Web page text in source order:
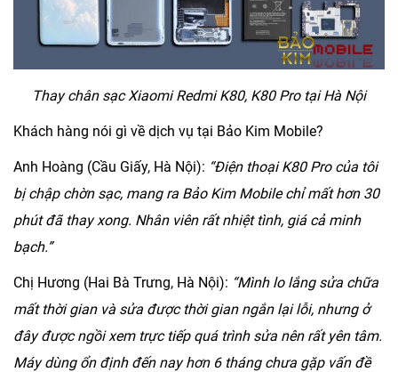
Thay chân sạc Xiaomi Redmi K80, K80 Pro tại Hà Nội
Khách hàng nói gì về dịch vụ tại Bảo Kim Mobile?
Anh Hoàng (Cầu Giấy, Hà Nội): “Điện thoại K80 Pro của tôi
bị chập chờn sạc, mang ra Bảo Kim Mobile chỉ mất hơn 30
phút đã thay xong. Nhân viên rất nhiệt tình, giá cả minh
bạch.”
Chị Hương (Hai Bà Trưng, Hà Nội): “Mình lo lắng sửa chữa
mất thời gian và sửa được thời gian ngắn lại lỗi, nhưng ở
đây được ngồi xem trực tiếp quá trình sửa nên rất yên tâm.
Máy dùng ổn định đến nay hơn 6 tháng chưa gặp vấn đề